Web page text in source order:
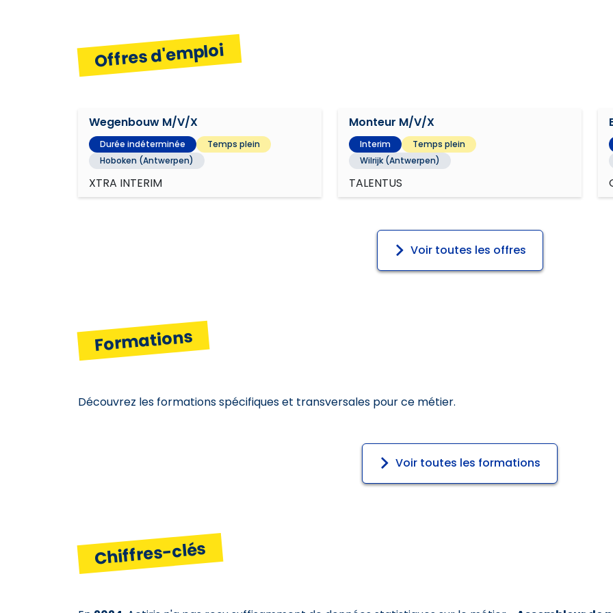
Offres d'emploi
Wegenbouw M/V/X
Durée indéterminée
Temps plein
Hoboken (Antwerpen)
XTRA INTERIM
Monteur M/V/X
Interim
Temps plein
Wilrijk (Antwerpen)
TALENTUS
Voir toutes les offres
Formations
Découvrez les formations spécifiques et transversales pour ce métier.
Voir toutes les formations
Chiffres-clés